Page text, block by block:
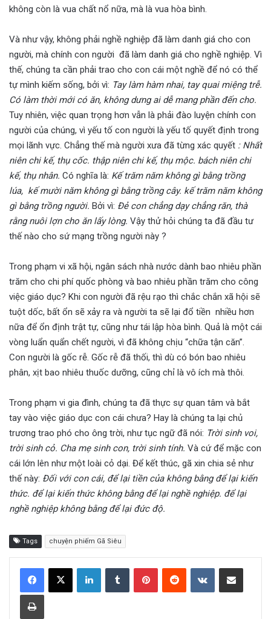
không còn là vua chất nổ nữa, mà là vua hòa bình.
Và như vậy, không phải nghề nghiệp đã làm danh giá cho con
người, mà chính con người đã làm danh giá cho nghề nghiệp. Vì
thế, chúng ta cần phải trao cho con cái một nghề để nó có thể
tự mình kiếm sống, bởi vì: Tay làm hàm nhai, tay quai miệng trễ.
Có làm thời mới có ăn, không dưng ai dễ mang phần đến cho.
Tuy nhiên, việc quan trọng hơn vẫn là phải đào luyện chính con
người của chúng, vì yếu tố con người là yếu tố quyết định trong
mọi lãnh vực. Chẳng thế mà người xưa đã từng xác quyết : Nhất
niên chi kế, thụ cốc. thập niên chi kế, thụ mộc. bách niên chi
kế, thụ nhân. Có nghĩa là: Kế trăm năm không gì bằng trồng
lúa, kế mười năm không gì bằng trồng cây. kế trăm năm không
gì bằng trồng người. Bởi vì: Đẻ con chẳng dạy chẳng răn, thà
rằng nuôi lợn cho ăn lấy lòng. Vậy thử hỏi chúng ta đã đầu tư
thế nào cho sứ mạng trồng người này ?
Trong phạm vi xã hội, ngân sách nhà nước dành bao nhiêu phần
trăm cho chi phí quốc phòng và bao nhiêu phần trăm cho công
việc giáo dục? Khi con người đã rệu rạo thì chắc chắn xã hội sẽ
tuột dốc, bất ổn sẽ xảy ra và người ta sẽ lại đổ tiền nhiều hơn
nữa để ổn định trật tự, cũng như tái lập hòa bình. Quả là một cái
vòng luẩn quẩn chết người, vì đã không chịu “chữa tận căn”.
Con người là gốc rễ. Gốc rễ đã thối, thì dù có bón bao nhiêu
phân, xịt bao nhiêu thuốc dưỡng, cũng chỉ là vô ích mà thôi.
Trong phạm vi gia đình, chúng ta đã thực sự quan tâm và bắt
tay vào việc giáo dục con cái chưa? Hay là chúng ta lại chủ
trương trao phó cho ông trời, như tục ngữ đã nói: Trời sinh voi,
trời sinh cỏ. Cha mẹ sinh con, trời sinh tính. Và cứ để mặc con
cái lớn lên như một loài cỏ dại. Để kết thúc, gã xin chia sẻ như
thế này: Đối với con cái, để lại tiền của không bằng để lại kiến
thức. để lại kiến thức không bằng để lại nghề nghiệp. để lại
nghề nghiệp không bằng để lại đức độ.
Tags chuyện phiếm Gã Siêu